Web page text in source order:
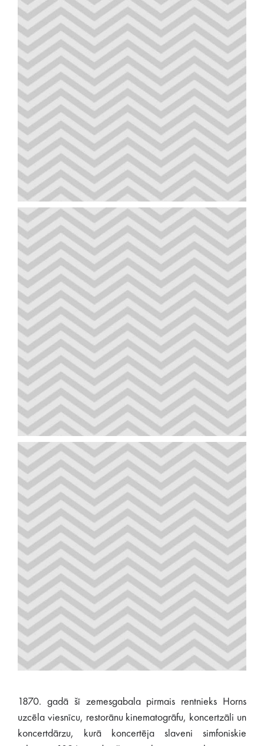
1870. gadā šī zemesgabala pirmais rentnieks Horns
uzcēla viesnīcu, restorānu kinematogrāfu, koncertzāli un
koncertdārzu, kurā koncertēja slaveni simfoniskie